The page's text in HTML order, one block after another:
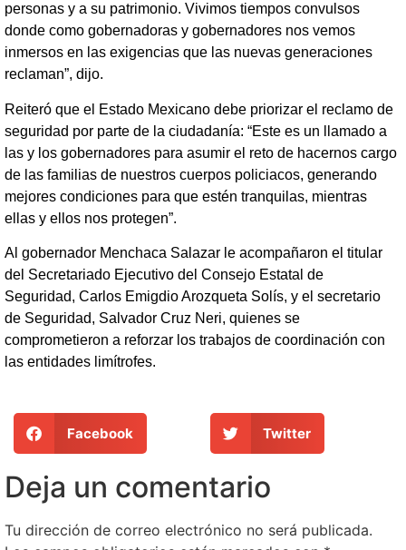
personas y a su patrimonio. Vivimos tiempos convulsos
donde como gobernadoras y gobernadores nos vemos
inmersos en las exigencias que las nuevas generaciones
reclaman”, dijo.
Reiteró que el Estado Mexicano debe priorizar el reclamo de
seguridad por parte de la ciudadanía: “Este es un llamado a
las y los gobernadores para asumir el reto de hacernos cargo
de las familias de nuestros cuerpos policiacos, generando
mejores condiciones para que estén tranquilas, mientras
ellas y ellos nos protegen”.
Al gobernador Menchaca Salazar le acompañaron el titular
del Secretariado Ejecutivo del Consejo Estatal de
Seguridad, Carlos Emigdio Arozqueta Solís, y el secretario
de Seguridad, Salvador Cruz Neri, quienes se
comprometieron a reforzar los trabajos de coordinación con
las entidades limítrofes.
Facebook Twitter
Deja un comentario
Tu dirección de correo electrónico no será publicada.